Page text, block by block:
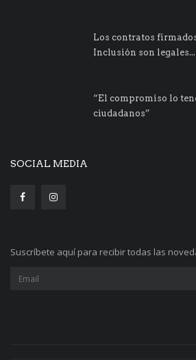
Los contratos
Inclusión son legales...
“El compromiso lo
ciudadanos”
SOCIAL MEDIA
Suscríbete aquí para recibir todas las